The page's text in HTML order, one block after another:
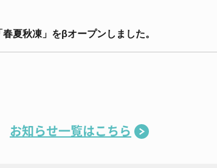
夏秋凍」をβオープンしました。
お知らせ一覧はこちら